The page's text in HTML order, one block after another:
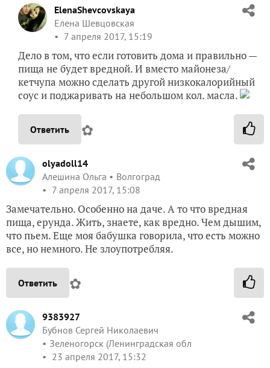
ElenaShevcovskaya
Елена Шевцовская
7 апреля 2017, 15:19
Дело в том, что если готовить дома и правильно —
пища не будет вредной. И вместо майонеза/
кетчупа можно сделать другой низкокалорийный
соус и поджаривать на небольшом кол. масла.
Ответить ✿
olyadoll14
Алешина Ольга
Волгоград
7 апреля 2017, 15:08
Замечательно. Особенно на даче. А то что вредная
пища, ерунда. Жить, знаете, как вредно. Чем дышим,
что пьем. Еще моя бабушка говорила, что есть можно
все, но немного. Не злоупотребляя.
Ответить ✿
9383927
Бубнов Сергей Николаевич
Зеленогорск (Ленинградская обл
23 апреля 2017, 15:32